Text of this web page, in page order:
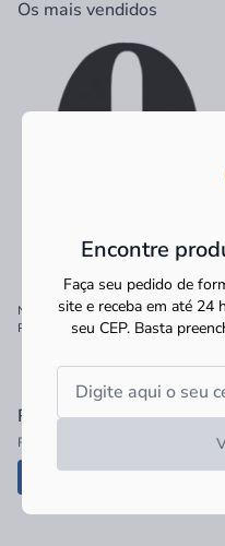
Encontre
Faça seu pedido de
site e receba em até 24
seu CEP. Basta
Os mais vendidos
Número Acrílico Kami 14,5cm N.0
Preto
R$ 39,90à vista
R$ 39,90 no PIX